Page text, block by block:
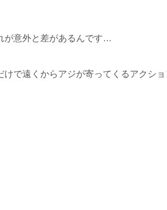
が意外と差があるんです…
で遠くからアジが寄ってくるアクシ